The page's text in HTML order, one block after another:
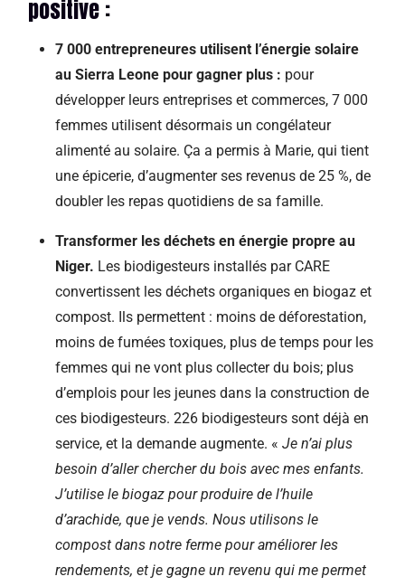
positive :
7 000 entrepreneures utilisent l’énergie solaire
au Sierra Leone pour gagner plus : pour
développer leurs entreprises et commerces, 7 000
femmes utilisent désormais un congélateur
alimenté au solaire. Ça a permis à Marie, qui tient
une épicerie, d’augmenter ses revenus de 25 %, de
doubler les repas quotidiens de sa famille.
Transformer les déchets en énergie propre au
Niger. Les biodigesteurs installés par CARE
convertissent les déchets organiques en biogaz et
compost. Ils permettent : moins de déforestation,
moins de fumées toxiques, plus de temps pour les
femmes qui ne vont plus collecter du bois; plus
d’emplois pour les jeunes dans la construction de
ces biodigesteurs. 226 biodigesteurs sont déjà en
service, et la demande augmente. « Je n’ai plus
besoin d’aller chercher du bois avec mes enfants.
J’utilise le biogaz pour produire de l’huile
d’arachide, que je vends. Nous utilisons le
compost dans notre ferme pour améliorer les
rendements, et je gagne un revenu qui me permet